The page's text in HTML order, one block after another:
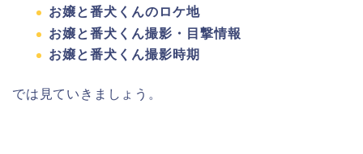
お嬢と番犬くんのロケ地
お嬢と番犬くん撮影・目撃情報
お嬢と番犬くん撮影時期
では見ていきましょう。